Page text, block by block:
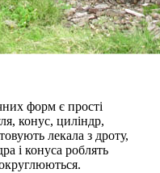
форм є прості
конус, циліндр,
лекала з дроту,
і конуса роблять